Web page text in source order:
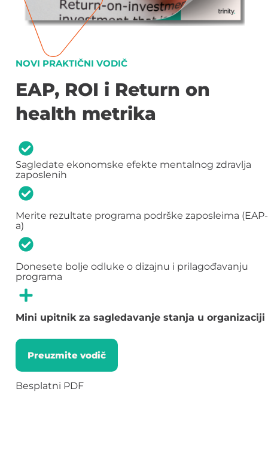
NOVI PRAKTIČNI VODIČ
EAP, ROI i Return on
health metrika
Sagledate ekonomske efekte mentalnog zdravlja
zaposlenih
Merite rezultate programa podrške zaposleima (EAP-
a)
Donesete bolje odluke o dizajnu i prilagođavanju
programa
Mini upitnik za sagledavanje stanja u organizaciji
Preuzmite vodič
Besplatni PDF